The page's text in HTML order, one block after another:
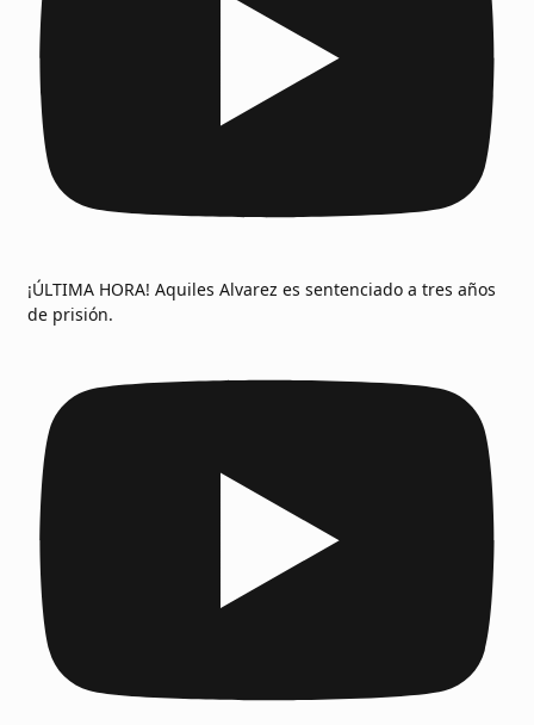
¡ÚLTIMA HORA! Aquiles Alvarez es sentenciado a tres años
de prisión.